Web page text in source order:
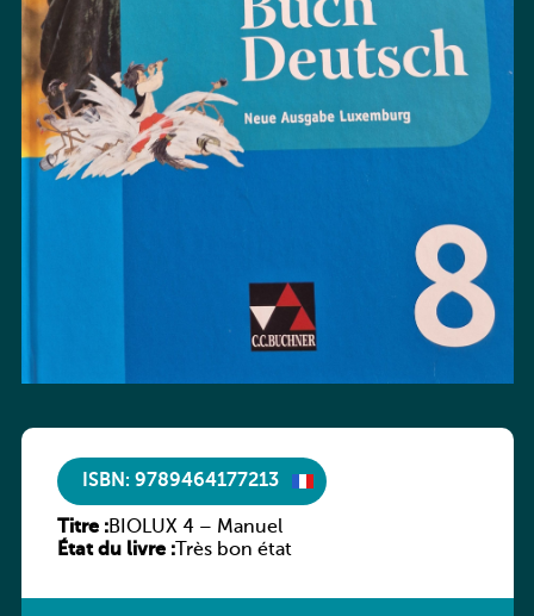
ISBN: 9789464177213
Titre :BIOLUX 4 – Manuel
État du livre :Très bon état